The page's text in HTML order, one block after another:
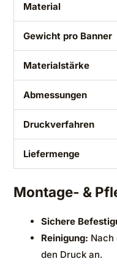
Material
Gewicht pro Banner
Materialstärke
Abmessungen
Druckverfahren
Liefermenge
Montage- &
Sichere
Reinigung: Nach
den Druck an.